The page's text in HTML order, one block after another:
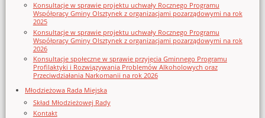
Konsultacje w sprawie projektu uchwały Rocznego Programu
Współpracy Gminy Olsztynek z organizacjami pozarządowymi na rok
2025
Konsultacje w sprawie projektu uchwały Rocznego Programu
Współpracy Gminy Olsztynek z organizacjami pozarządowymi na rok
2026
Konsultacje społeczne w sprawie przyjęcia Gminnego Programu
Profilaktyki i Rozwiązywania Problemów Alkoholowych oraz
Przeciwdziałania Narkomanii na rok 2026
Młodzieżowa Rada Miejska
Skład Młodzieżowej Rady
Kontakt